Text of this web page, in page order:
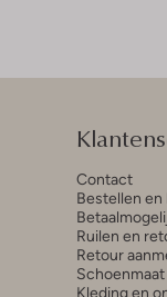
Contact
Bestellen en
Ruilen en
Retour
Kleding en